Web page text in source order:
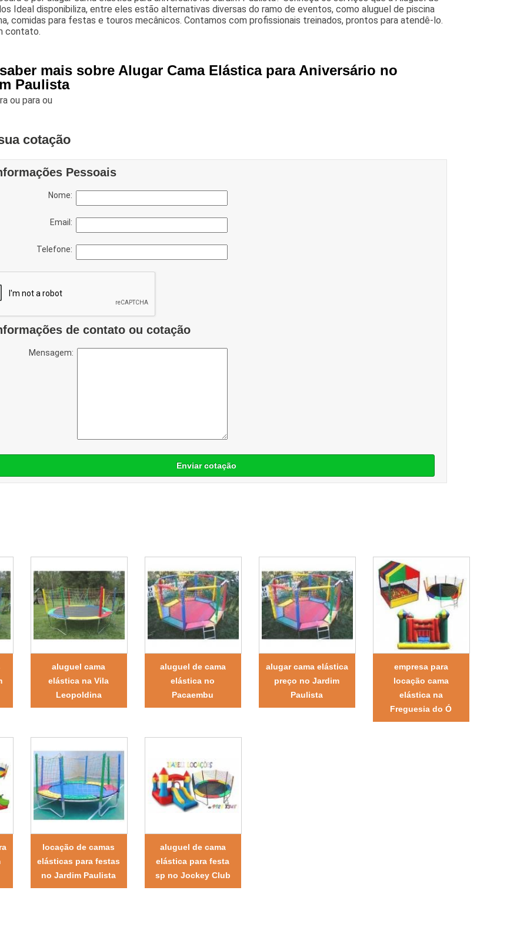
Ideal disponibiliza, entre eles estão alternativas diversas do ramo de eventos, como aluguel de piscina
comidas para festas e touros mecânicos. Contamos com profissionais treinados, prontos para atendê-lo.
contato.
mais sobre Alugar Cama Elástica para Aniversário no
Paulista
ou paraou
cotação
Pessoais
Nome:
Email:
Telefone:
de contato ou cotação
Mensagem:
Enviar cotação
aluguel cama
elástica na Vila
Leopoldina
aluguel de cama
elástica no
Pacaembu
alugar cama elástica
preço no Jardim
Paulista
empresa para
locação cama
elástica na
Freguesia do Ó
locação de camas
elásticas para festas
no Jardim Paulista
aluguel de cama
elástica para festa
sp no Jockey Club